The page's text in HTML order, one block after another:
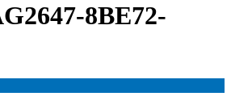
8BE72-